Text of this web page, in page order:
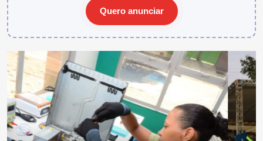
Quero anunciar